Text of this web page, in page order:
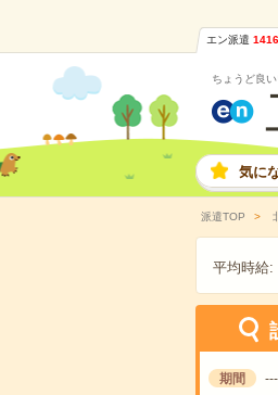
エン派遣 1416
ちょうど良
気に
派遣TOP
平均時給:
期間 ---